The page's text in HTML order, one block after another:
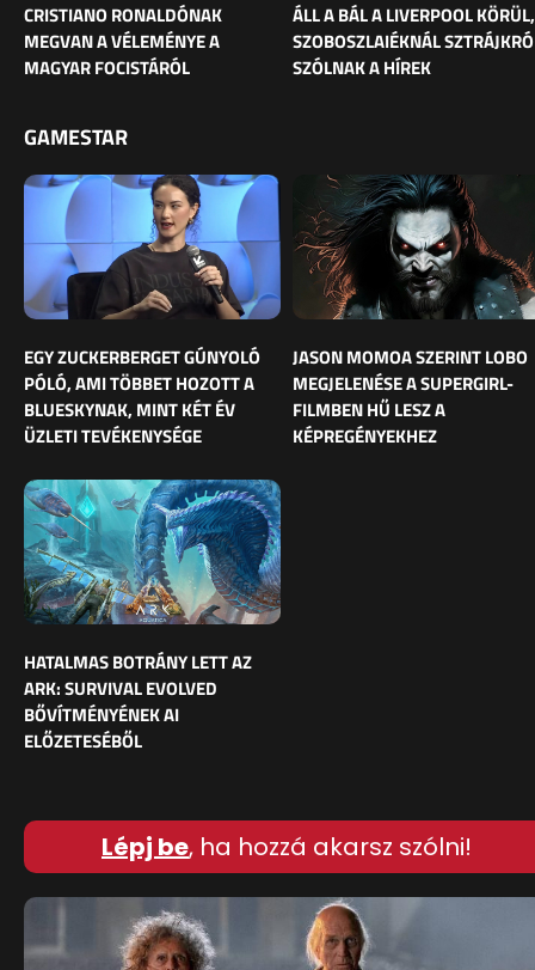
CRISTIANO RONALDÓNAK
MEGVAN A VÉLEMÉNYE A
MAGYAR FOCISTÁRÓL
ÁLL A BÁL A LIVERPOOL KÖRÜL,
SZOBOSZLAIÉKNÁL
SZÓLNAK A HÍREK
GAMESTAR
EGY ZUCKERBERGET GÚNYOLÓ
PÓLÓ, AMI TÖBBET HOZOTT A
BLUESKYNAK, MINT KÉT ÉV
ÜZLETI TEVÉKENYSÉGE
JASON MOMOA SZERINT LOBO
MEGJELENÉSE A SUPERGIRL-
FILMBEN HŰ LESZ A
KÉPREGÉNYEKHEZ
HATALMAS BOTRÁNY LETT AZ
ARK: SURVIVAL EVOLVED
BŐVÍTMÉNYÉNEK AI
ELŐZETESÉBŐL
Lépj be, ha hozzá akarsz szólni!